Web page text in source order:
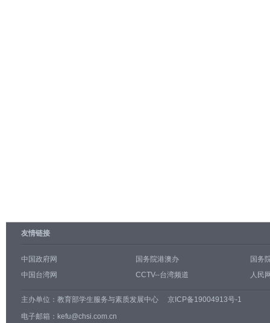
友情链接
中国政府网 国务院港澳办
国务
中国台湾网
CCTV--台湾频道 人民
主办单位： 教育部学生服务与素质发展中心
京ICP备19004913号-1
电子邮箱：kefu@chsi.com.cn